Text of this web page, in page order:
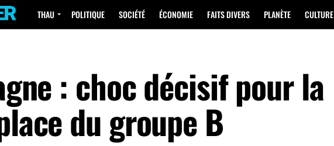
THAU POLITIQUE SOCIÉTÉ ÉCONOMIE FAITS DIVERS PLANÈTE CULTURE
: choc décisif pour la
du groupe B